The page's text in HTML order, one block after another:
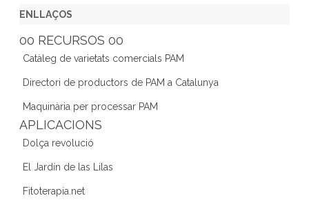
c
e
b
o
o
k
er gr
a
m
dI
n
ENLLAÇOS
00 RECURSOS 00
Catàleg de varietats comercials PAM
Directori de productors de PAM a Catalunya
Maquinària per processar PAM
APLICACIONS
Dolça revolució
El Jardín de las Lilas
Fitoterapia.net